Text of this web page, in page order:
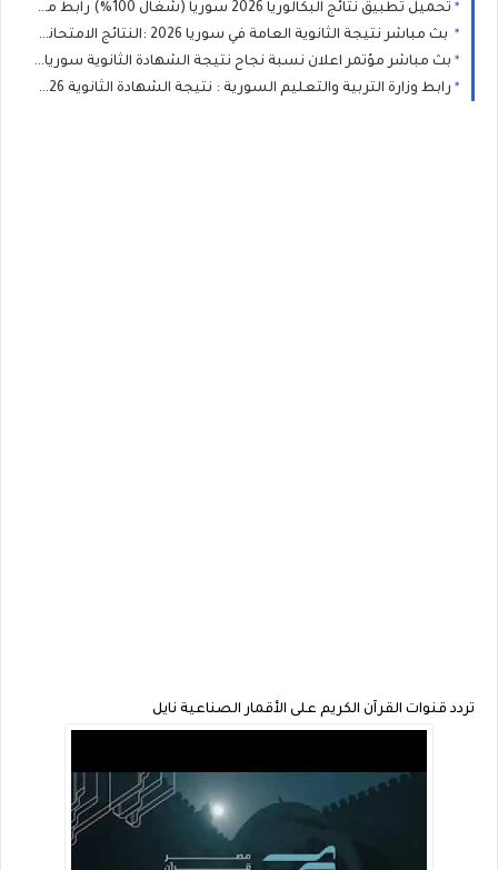
تحميل تطبيق نتائج البكالوريا 2026 سوريا (شغال 100%) رابط مباشر (APK) لنتيجة الثانوية العامة
بث مباشر نتيجة الثانوية العامة في سوريا 2026 :النتائج الامتحانية المهنية للطلاب النظاميين الاحرار و الراسبين (البكالوريا )
بث مباشر مؤتمر اعلان نسبة نجاح نتيجة الشهادة الثانوية سوريا 2026 :نتائج البكالوريا وزارة التربية السورية
رابط وزارة التربية والتعليم السورية : نتيجة الشهادة الثانوية 2026 نتائج البكالوريا برقم الاكتتاب
تردد قنوات القرآن الكريم على الأقمار الصناعية نايل